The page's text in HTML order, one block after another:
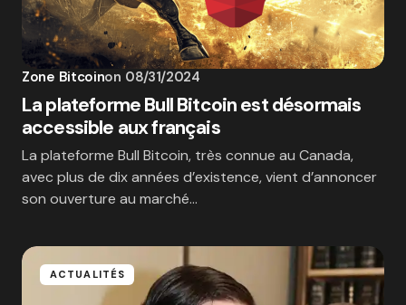
Zone Bitcoinon 08/31/2024
La plateforme Bull Bitcoin est désormais
accessible aux français
La plateforme Bull Bitcoin, très connue au Canada,
avec plus de dix années d’existence, vient d’annoncer
son ouverture au marché…
ACTUALITÉS